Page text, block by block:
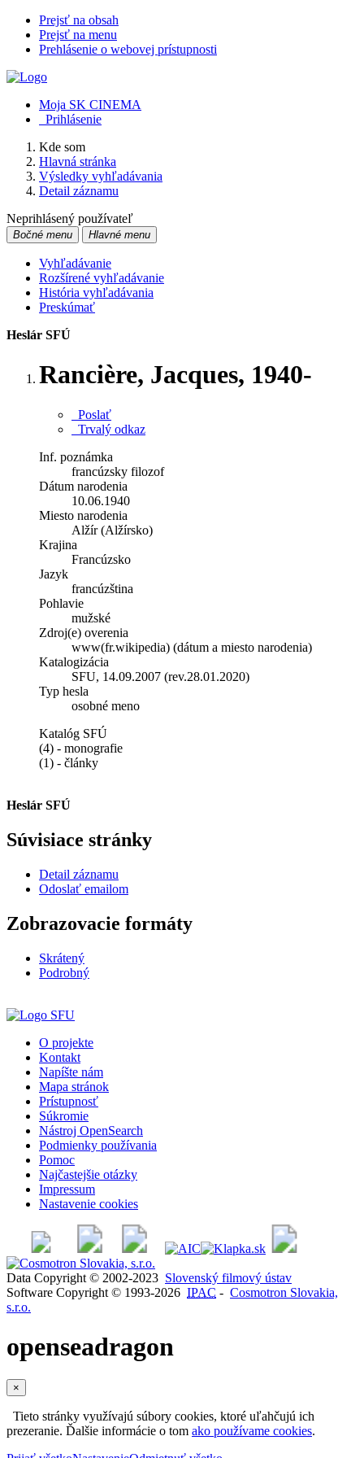
Prejsť na obsah
Prejsť na menu
Prehlásenie o webovej prístupnosti
Moja SK CINEMA
Prihlásenie
Kde som
Hlavná stránka
Výsledky vyhľadávania
Detail záznamu
Neprihlásený používateľ
Bočné menu Hlavné menu
Vyhľadávanie
Rozšírené vyhľadávanie
História vyhľadávania
Preskúmať
Heslár SFÚ
Rancière, Jacques, 1940-
Poslať
Trvalý odkaz
Inf. poznámka
francúzsky filozof
Dátum narodenia
10.06.1940
Miesto narodenia
Alžír (Alžírsko)
Krajina
Francúzsko
Jazyk
francúzština
Pohlavie
mužské
Zdroj(e) overenia
www(fr.wikipedia) (dátum a miesto narodenia)
Katalogizácia
SFU, 14.09.2007 (rev.28.01.2020)
Typ hesla
osobné meno
Katalóg SFÚ
(4) - monografie
(1) - články
Heslár SFÚ
Súvisiace stránky
Detail záznamu
Odoslať emailom
Zobrazovacie formáty
Skrátený
Podrobný
O projekte
Kontakt
Napíšte nám
Mapa stránok
Prístupnosť
Súkromie
Nástroj OpenSearch
Podmienky používania
Pomoc
Najčastejšie otázky
Impressum
Nastavenie cookies
Data Copyright © 2002-2023 Slovenský filmový ústav
Software Copyright © 1993-2026 IPAC - Cosmotron Slovakia,
s.r.o.
openseadragon
×
Tieto stránky využívajú súbory cookies, ktoré uľahčujú ich
prezeranie. Ďalšie informácie o tom ako používame cookies.